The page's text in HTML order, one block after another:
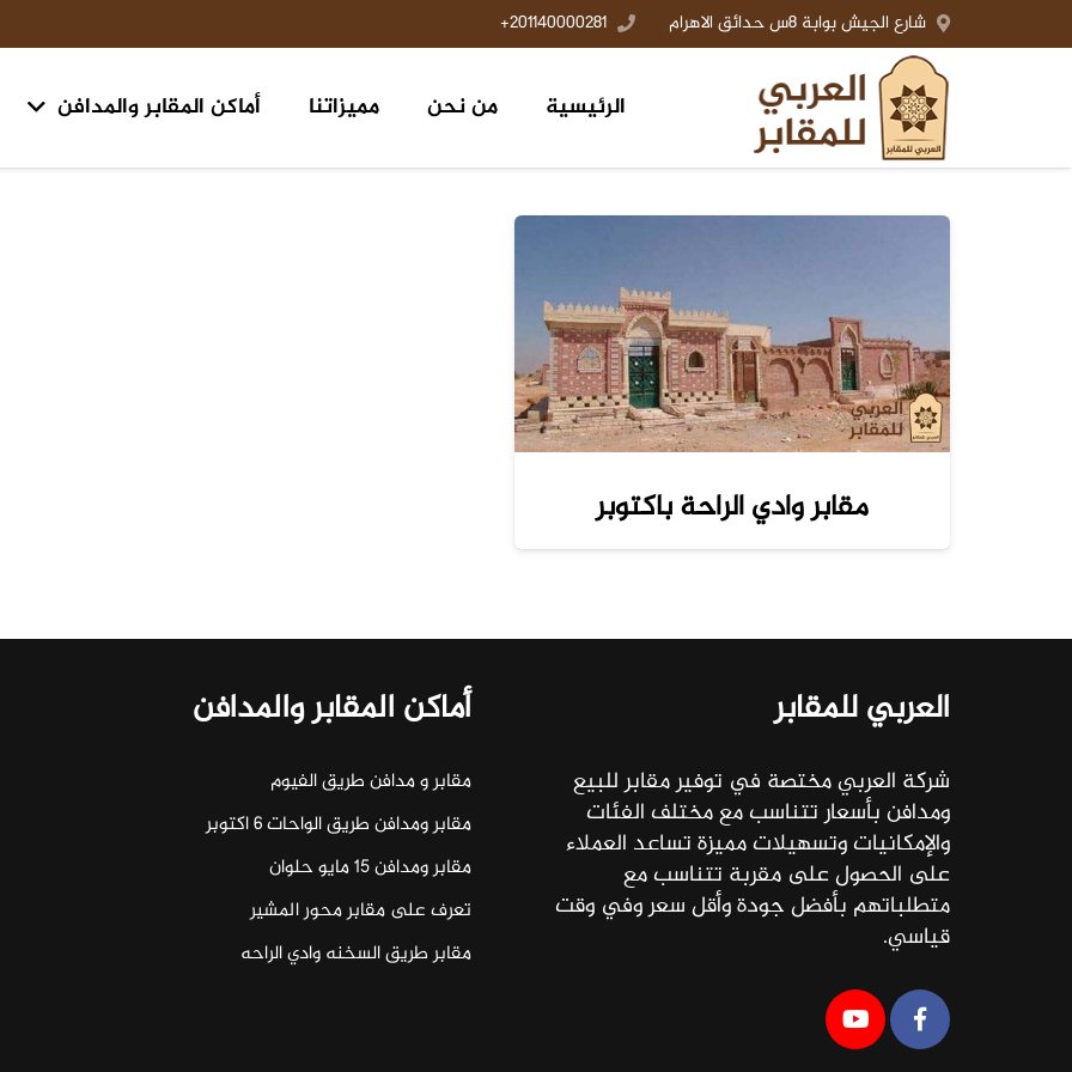
شارع الجيش بوابة 8س حدائق الاهرام 201140000281+
الرئيسية من نحن مميزاتنا أماكن المقابر والمدافن
مقابر وادي الراحة باكتوبر
العربي للمقابر
شركة العربي مختصة في توفير مقابر للبيع
ومدافن بأسعار تتناسب مع مختلف الفئات
والإمكانيات وتسهيلات مميزة تساعد العملاء
على الحصول على مقربة تتناسب مع
متطلباتهم بأفضل جودة وأقل سعر وفي وقت
قياسي.
أماكن المقابر والمدافن
مقابر و مدافن طريق الفيوم
مقابر ومدافن طريق الواحات ٦ اكتوبر
مقابر ومدافن ١٥ مايو حلوان
تعرف على مقابر محور المشير
مقابر طريق السخنه وادي الراحه